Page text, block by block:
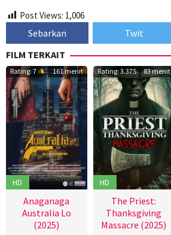
Post Views: 1,006
Sebarkan Twit
FILM TERKAIT
Rating: 7 161 menit
HD
Anaganaga
Australia Lo
(2025)
Rating: 3.375 83 menit
HD
The Priest:
Thanksgiving
Massacre (2025)